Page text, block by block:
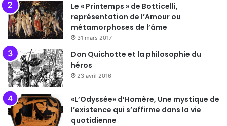
Le « Printemps » de Botticelli,
représentation de l’Amour ou
métamorphoses de l’âme
31 mars 2017
Don Quichotte et la philosophie du
héros
23 avril 2016
«L’Odyssée» d’Homère, Une mystique de
l’existence qui s’affirme dans la vie
quotidienne